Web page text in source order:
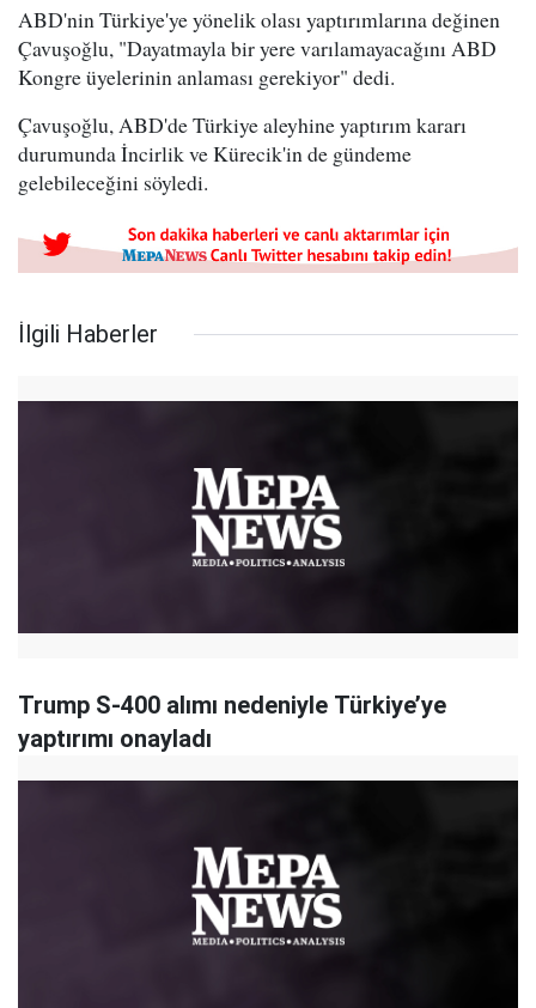
ABD'nin Türkiye'ye yönelik olası yaptırımlarına değinen
Çavuşoğlu, "Dayatmayla bir yere varılamayacağını ABD
Kongre üyelerinin anlaması gerekiyor" dedi.
Çavuşoğlu, ABD'de Türkiye aleyhine yaptırım kararı
durumunda İncirlik ve Kürecik'in de gündeme
gelebileceğini söyledi.
İlgili Haberler
Trump S-400 alımı nedeniyle Türkiye’ye
yaptırımı onayladı